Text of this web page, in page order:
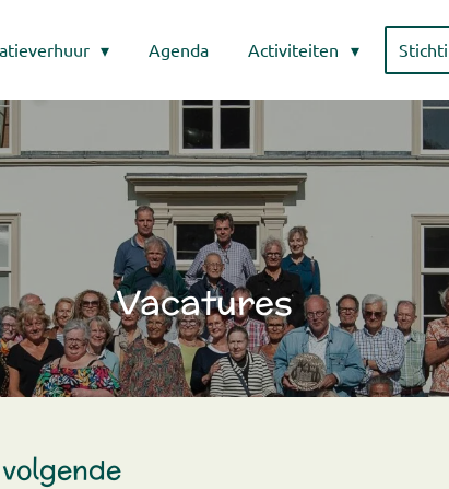
Agenda Activiteiten
Vacatures